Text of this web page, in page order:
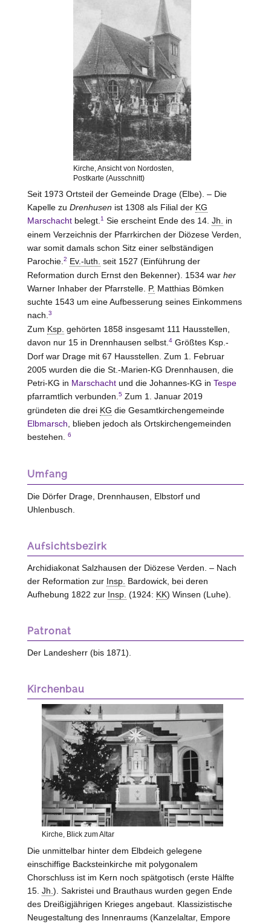
Kirche, Ansicht von Nordosten,
Postkarte (Ausschnitt)
Seit 1973 Ortsteil der Gemeinde Drage (Elbe). – Die
Kapelle zu Drenhusen ist 1308 als Filial der KG
Marschachtbelegt.1 Sie erscheint Ende des 14. Jh. in
einem Verzeichnis der Pfarrkirchen der Diözese Verden,
war somit damals schon Sitz einer selbständigen
Parochie.2 Ev.-luth. seit 1527 (Einführung der
Reformation durch Ernst den Bekenner). 1534 war her
Warner Inhaber der Pfarrstelle. P. Matthias Bömken
suchte 1543 um eine Aufbesserung seines Einkommens
nach.3
Zum Ksp. gehörten 1858 insgesamt 111 Hausstellen,
davon nur 15 in Drennhausen selbst.4Größtes Ksp.-
Dorf war Drage mit 67 Hausstellen. Zum 1. Februar
2005 wurden die die St.-Marien-KG Drennhausen, die
Petri-KG in Marschachtund die Johannes-KG in Tespe
pfarramtlich verbunden.5Zum 1. Januar 2019
gründeten die drei KG die Gesamtkirchengemeinde
Elbmarsch, blieben jedoch als Ortskirchengemeinden
bestehen. 6
Umfang
Die Dörfer Drage, Drennhausen, Elbstorf und
Uhlenbusch.
Aufsichtsbezirk
Archidiakonat Salzhausen der Diözese Verden. – Nach
der Reformation zur Insp. Bardowick, bei deren
Aufhebung 1822 zur Insp. (1924: KK) Winsen (Luhe).
Patronat
Der Landesherr (bis 1871).
Kirchenbau
Kirche, Blick zum Altar
Die unmittelbar hinter dem Elbdeich gelegene
einschiffige Backsteinkirche mit polygonalem
Chorschluss ist im Kern noch spätgotisch (erste Hälfte
15. Jh. ). Sakristei und Brauthaus wurden gegen Ende
des Dreißigjährigen Krieges angebaut. Klassizistische
Neugestaltung des Innenraums (Kanzelaltar, Empore